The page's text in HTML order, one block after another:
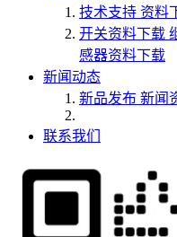
技术支持 资料
开关资料下载
感器资料下载
新闻动态
新品发布 新闻
联系我们